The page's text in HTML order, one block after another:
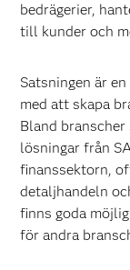
bedrägerier,
till kunder och
Satsningen är
med att skapa
Bland
lösningar från
finanssektorn,
detaljhandeln
finns goda
för andra